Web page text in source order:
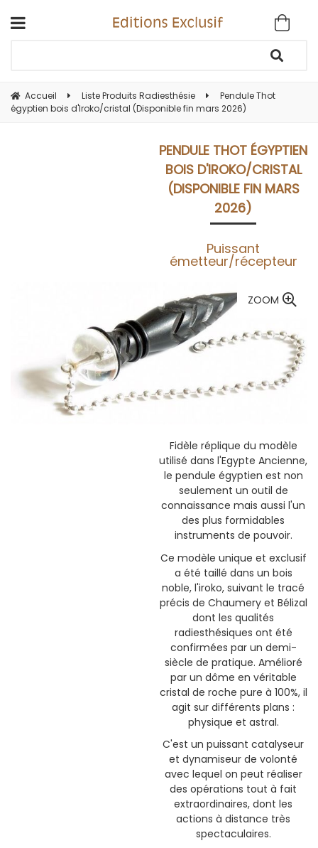
Accueil Liste Produits Radiesthésie
Pendule Thot
égyptien bois d'Iroko/cristal (Disponible fin mars 2026)
PENDULE THOT ÉGYPTIEN
BOIS D'IROKO/CRISTAL
(DISPONIBLE FIN MARS
2026)
Puissant
émetteur/récepteur
ZOOM
Fidèle réplique du modèle
utilisé dans l'Egypte Ancienne,
le pendule égyptien est non
seulement un outil de
connaissance mais aussi l'un
des plus formidables
instruments de pouvoir.
Ce modèle unique et exclusif
a été taillé dans un bois
noble, l'iroko, suivant le tracé
précis de Chaumery et Bélizal
dont les qualités
radiesthésiques ont été
confirmées par un demi-
siècle de pratique. Amélioré
par un dôme en véritable
cristal de roche pure à 100%, il
agit sur différents plans :
physique et astral.
C'est un puissant catalyseur
et dynamiseur de volonté
avec lequel on peut réaliser
des opérations tout à fait
extraordinaires, dont les
actions à distance très
spectaculaires.